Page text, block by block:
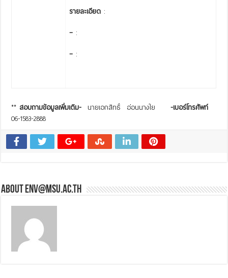
รายละเอียด :
– :
– :
** สอบถามข้อมูลเพิ่มเติม- นายเอกสิทธิ์ อ่อนนางใย-เบอร์โทรศัพท์
06-1583-2888
About env@msu.ac.th